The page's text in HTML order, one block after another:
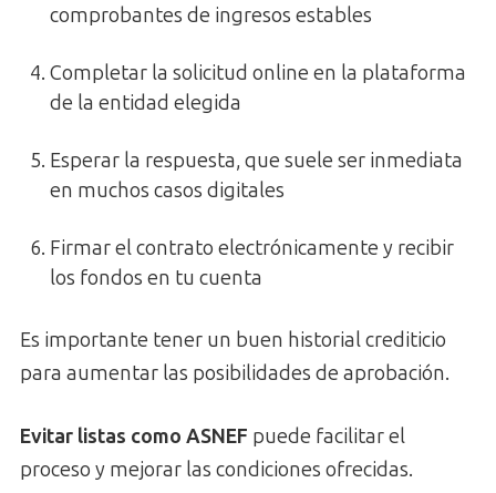
comprobantes de ingresos estables
Completar la solicitud online en la plataforma
de la entidad elegida
Esperar la respuesta, que suele ser inmediata
en muchos casos digitales
Firmar el contrato electrónicamente y recibir
los fondos en tu cuenta
Es importante tener un buen historial crediticio
para aumentar las posibilidades de aprobación.
Evitar listas como ASNEF puede facilitar el
proceso y mejorar las condiciones ofrecidas.